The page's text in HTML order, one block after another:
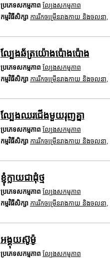
ប្រភេទសកម្មភាព ល្បែងសកម្មភាព
កម្មវិធីសិក្សា ការរីកចម្រើនរាងកាយ និងចលនា
ល្បែងឆ័ត្រយ៉ោងប៉ោងប៉ោង
ប្រភេទសកម្មភាព ល្បែងសកម្មភាព
កម្មវិធីសិក្សា ការរីកចម្រើនរាងកាយ និងចលនា
ល្បែងឈរជើងមួយរុញគ្នា
ប្រភេទសកម្មភាព ល្បែងសកម្មភាព
កម្មវិធីសិក្សា ការរីកចម្រើនរាងកាយ និងចលនា
ខ្ញុំក្លាយជាដុំថ្ម
ប្រភេទសកម្មភាព ល្បែងសកម្មភាព
កម្មវិធីសិក្សា ការរីកចម្រើនរាងកាយ និងចលនា
អង្គុយស៊ូម៉ូ
ប្រភេទសកម្មភាព ល្បែងសកម្មភាព